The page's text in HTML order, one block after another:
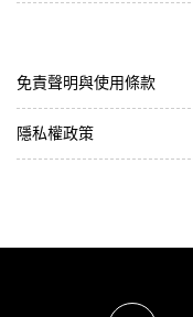
免責聲明與使用條款
隱私權政策